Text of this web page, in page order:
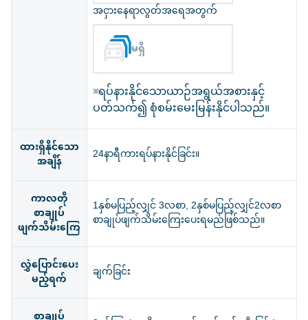
အငှားနေရာလွတ်အရေအတွက်
မရှိ
※ရပ်နားနိုင်သောယာဉ်အရွယ်အစားနှင့်
ပတ်သက်၍ စုံစမ်းမေးမြန်းနိုင်ပါသည်။
ထားရှိနိုင်သော
အချိန် 24နာရီကားရပ်နားနိုင်ခြင်း။
ကာလတို
စာချုပ်
ဖျက်သိမ်းကြေ
1နှစ်မပြည့်လျှင် 3လစာ, 2နှစ်မပြည့်လျှင်2လစာ
စာချုပ်ဖျက်သိမ်းကြေးပေးရမည်ဖြစ်သည်။
လွှဲပြောင်းပေး
မည့်ရက် ချက်ခြင်း